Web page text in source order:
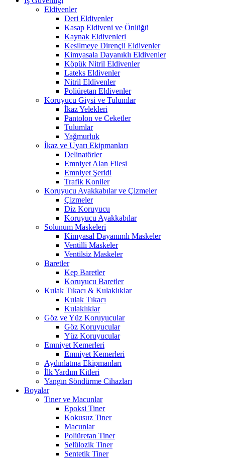
Eldivenler
Deri Eldivenler
Kasap Eldiveni ve Önlüğü
Kaynak Eldivenleri
Kesilmeye Dirençli Eldivenler
Kimyasala Dayanıklı Eldivenler
Köpük Nitril Eldivenler
Lateks Eldivenler
Nitril Eldivenler
Poliüretan Eldivenler
Koruyucu Giysi ve Tulumlar
İkaz Yelekleri
Pantolon ve Ceketler
Tulumlar
Yağmurluk
İkaz ve Uyarı Ekipmanları
Delinatörler
Emniyet Alan Filesi
Emniyet Şeridi
Trafik Koniler
Koruyucu Ayakkabılar ve Çizmeler
Çizmeler
Diz Koruyucu
Koruyucu Ayakkabılar
Solunum Maskeleri
Kimyasal Dayanımlı Maskeler
Ventilli Maskeler
Ventilsiz Maskeler
Baretler
Kep Baretler
Koruyucu Baretler
Kulak Tıkacı & Kulaklıklar
Kulak Tıkacı
Kulaklıklar
Göz ve Yüz Koruyucular
Göz Koruyucular
Yüz Koruyucular
Emniyet Kemerleri
Emniyet Kemerleri
Aydınlatma Ekipmanları
İlk Yardım Kitleri
Yangın Söndürme Cihazları
Boyalar
Tiner ve Macunlar
Epoksi Tiner
Kokusuz Tiner
Macunlar
Poliüretan Tiner
Selülozik Tiner
Sentetik Tiner